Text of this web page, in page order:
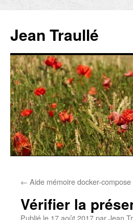
contenu
Jean Traullé
← Aide mémoire docker-compose
Vérifier la
Publié le 17 août 2017parJean